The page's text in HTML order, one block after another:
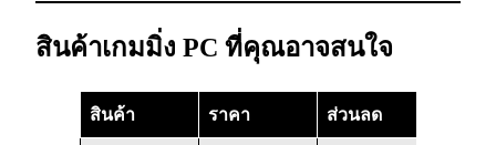
สินค้าเกมมิ่ง PC ที่คุณอาจสนใจ
สินค้า ราคา ส่วนลด